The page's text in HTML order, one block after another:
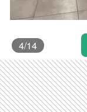
4/14